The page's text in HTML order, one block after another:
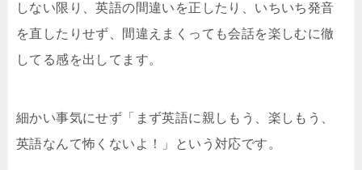
しない限り、英語の間違いを正したり、いちいち発音
を直したりせず、間違えまくっても会話を楽しむに徹
してる感を出してます。
細かい事気にせず「まず英語に親しもう、楽しもう、
英語なんて怖くないよ！」という対応です。